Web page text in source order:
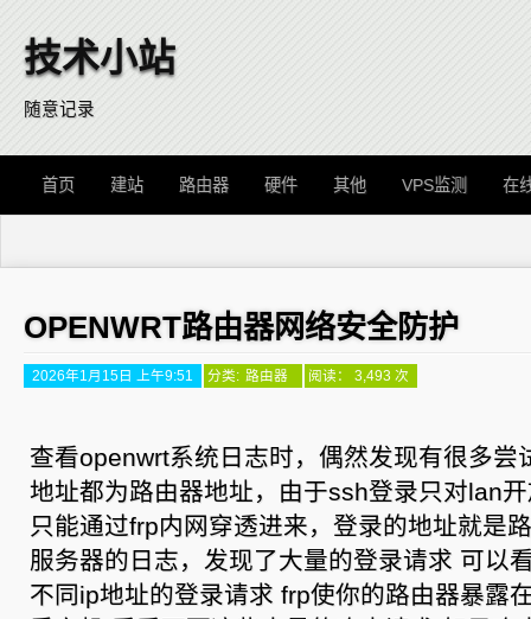
技术小站
随意记录
首页 建站 路由器 硬件 其他 VPS监测 在
OPENWRT路由器网络安全防护
2026年1月15日 上午9:51 分类: 路由器 阅读： 3,493 次
查看openwrt系统日志时，偶然发现有很多尝
地址都为路由器地址，由于ssh登录只对lan
只能通过frp内网穿透进来，登录的地址就是
服务器的日志，发现了大量的登录请求 可以
不同ip地址的登录请求 frp使你的路由器暴露